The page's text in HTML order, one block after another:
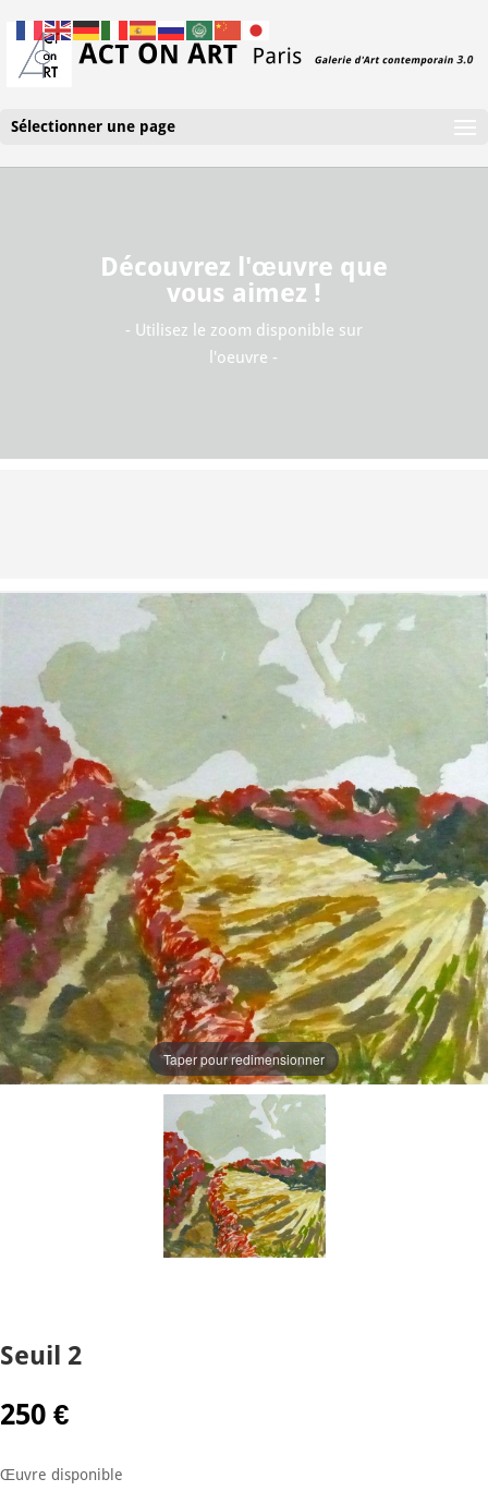
Sélectionner une page
Découvrez l'œuvre que
vous aimez !
- Utilisez le zoom disponible sur
l'oeuvre -
Taper pour redimensionner
Seuil 2
250 €
Œuvre disponible